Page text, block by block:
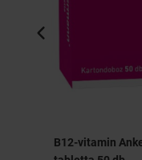
B12-vitamin